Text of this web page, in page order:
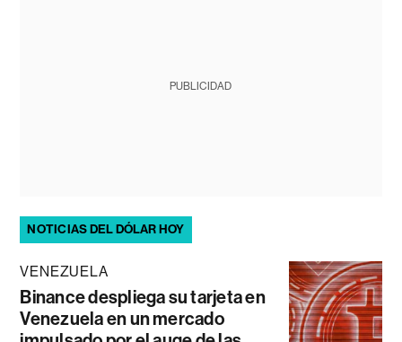
PUBLICIDAD
NOTICIAS DEL DÓLAR HOY
VENEZUELA
Binance despliega su tarjeta en
Venezuela en un mercado